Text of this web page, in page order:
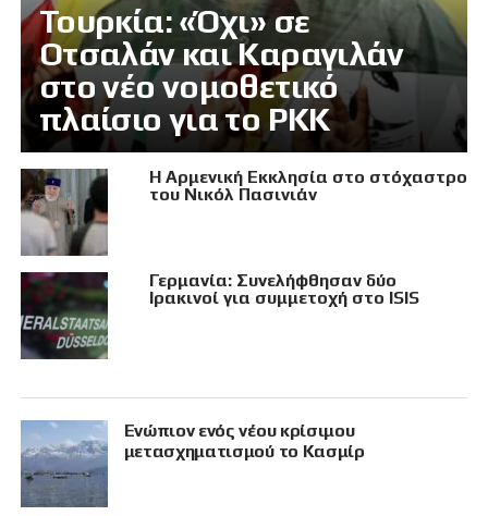
Τουρκία: «Όχι» σε
Οτσαλάν και Καραγιλάν
στο νέο νομοθετικό
πλαίσιο για το PKK
Η Αρμενική Εκκλησία στο στόχαστρο
του Νικόλ Πασινιάν
Γερμανία: Συνελήφθησαν δύο
Ιρακινοί για συμμετοχή στο ISIS
Eνώπιον ενός νέου κρίσιμου
μετασχηματισμού το Κασμίρ